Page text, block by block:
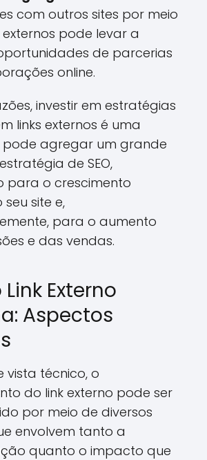
com outros sites por meio
externos pode levar a
de parcerias
online.
investir em estratégias
links externos é uma
agregar um grande
de SEO,
para o crescimento
site e,
para o aumento
e das vendas.
Externo
Aspectos
vista técnico, o
do link externo pode ser
por meio de diversos
envolvem tanto a
quanto o impacto que